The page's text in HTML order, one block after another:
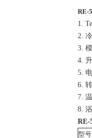
RE-
1.
2.
3.
4.
5.
6.
7.
8.
RE-
型号